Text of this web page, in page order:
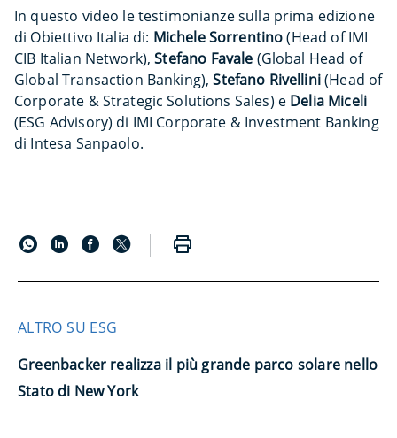
In questo video le testimonianze sulla prima edizione
di Obiettivo Italia di: Michele Sorrentino(Head of IMI
CIB Italian Network),Stefano Favale (Global Head of
Global Transaction Banking),Stefano Rivellini(Head of
Corporate & Strategic Solutions Sales) e Delia Miceli
(ESG Advisory) di IMI Corporate & Investment Banking
di Intesa Sanpaolo.
ALTRO SU ESG
Greenbacker realizza il più grande parco solare nello
Stato di New York